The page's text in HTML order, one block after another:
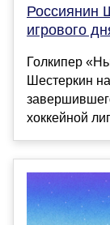
Россиянин
игрового
Голкипер
Шестеркин
хоккейной